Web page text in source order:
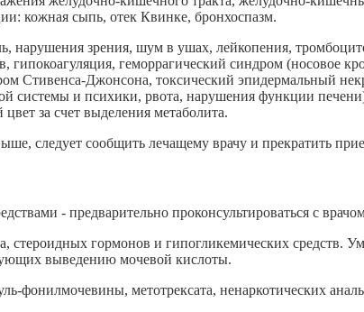
кожная сыпь, отек Квинке, бронхоспазм.
нарушения зрения, шум в ушах, лейкопения,
геморрагический синдром (носовое
Стивенса-Джонсона, токсический эпидермальный
системы и психики, рвота, нарушения функции
за счет выделения метаболита.
следует сообщить лечащему врачу и прекратить
- предварительно проконсультироваться с
стероидных гормонов и гипогликемических средств.
выведению мочевой кислоты.
фонилмочевины, метотрексата, ненаркотических